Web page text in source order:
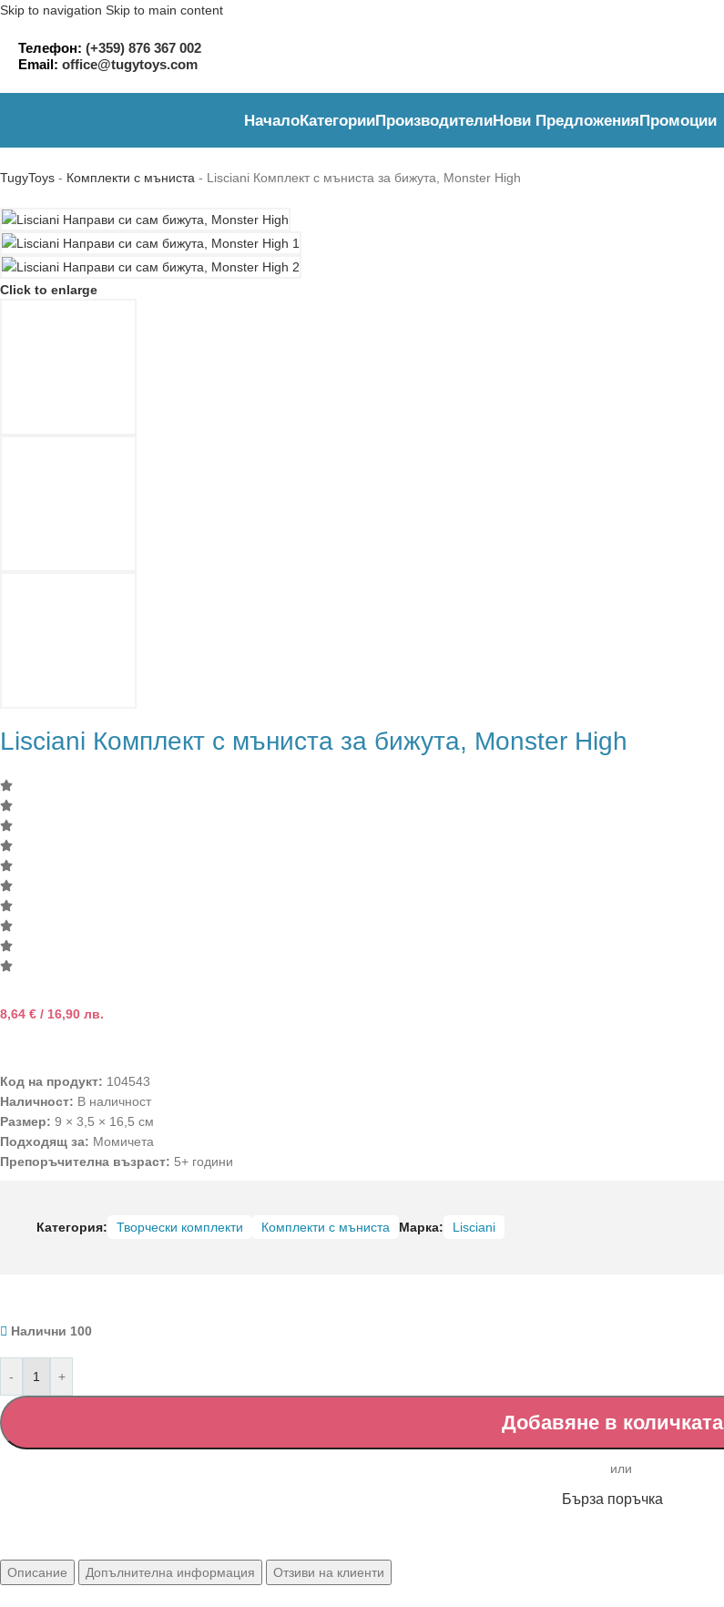
Skip to navigation Skip to main content
Телефон: (+359) 876 367 002
Email: office@tugytoys.com
НачалоКатегорииПроизводителиНови ПредложенияПромоции
TugyToys - Комплекти с мъниста - Lisciani Комплект с мъниста за бижута, Monster High
Click to enlarge
Lisciani Комплект с мъниста за бижута, Monster High
8,64 € / 16,90 лв.
Код на продукт: 104543
Наличност: В наличност
Размер: 9 × 3,5 × 16,5 см
Подходящ за: Момичета
Препоръчителна възраст: 5+ години
Категория: Творчески комплекти Комплекти с мъниста Марка: Lisciani
Налични 100
- +
Добавяне в количката
Бърза поръчка
Описание Допълнителна информация Отзиви на клиенти